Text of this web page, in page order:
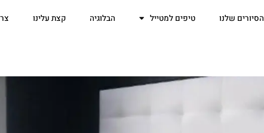
הסיורים שלנו טיפים למטייל הבלוגיה קצת עלינו